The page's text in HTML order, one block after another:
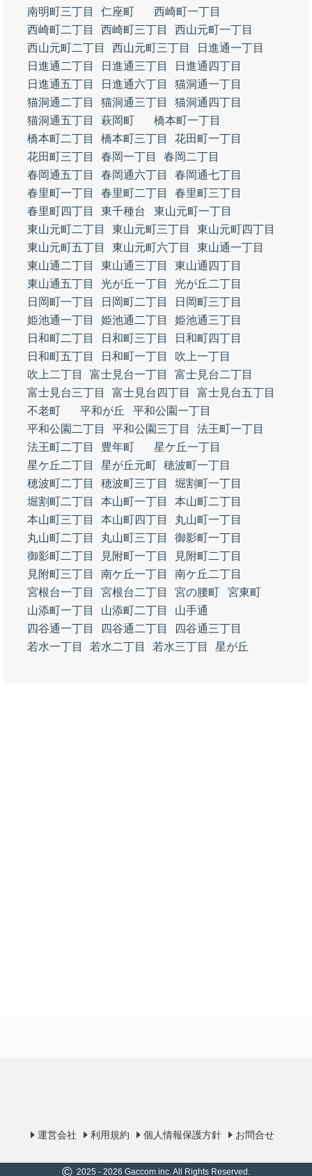
南明町三丁目
仁座町
西崎町一丁目
西崎町二丁目
西崎町三丁目
西山元町一丁目
西山元町二丁目
西山元町三丁目
日進通一丁目
日進通二丁目
日進通三丁目
日進通四丁目
日進通五丁目
日進通六丁目
猫洞通一丁目
猫洞通二丁目
猫洞通三丁目
猫洞通四丁目
猫洞通五丁目
萩岡町
橋本町一丁目
橋本町二丁目
橋本町三丁目
花田町一丁目
花田町三丁目
春岡一丁目
春岡二丁目
春岡通五丁目
春岡通六丁目
春岡通七丁目
春里町一丁目
春里町二丁目
春里町三丁目
春里町四丁目
東千種台
東山元町一丁目
東山元町二丁目
東山元町三丁目
東山元町四丁目
東山元町五丁目
東山元町六丁目
東山通一丁目
東山通二丁目
東山通三丁目
東山通四丁目
東山通五丁目
光が丘一丁目
光が丘二丁目
日岡町一丁目
日岡町二丁目
日岡町三丁目
姫池通一丁目
姫池通二丁目
姫池通三丁目
日和町二丁目
日和町三丁目
日和町四丁目
日和町五丁目
日和町一丁目
吹上一丁目
吹上二丁目
富士見台一丁目
富士見台二丁目
富士見台三丁目
富士見台四丁目
富士見台五丁目
不老町
平和が丘
平和公園一丁目
平和公園二丁目
平和公園三丁目
法王町一丁目
法王町二丁目
豊年町
星ケ丘一丁目
星ケ丘二丁目
星が丘元町 穂波町一丁目
穂波町二丁目
穂波町三丁目
堀割町一丁目
堀割町二丁目
本山町一丁目
本山町二丁目
本山町三丁目
本山町四丁目
丸山町一丁目
丸山町二丁目
丸山町三丁目
御影町一丁目
御影町二丁目
見附町一丁目
見附町二丁目
見附町三丁目
南ケ丘一丁目
南ケ丘二丁目
宮根台一丁目
宮根台二丁目 宮の腰町
宮東町
山添町一丁目
山添町二丁目
山手通
四谷通一丁目
四谷通二丁目
四谷通三丁目
若水一丁目
若水二丁目 若水三丁目 星が丘
運営会社 利用規約 個人情報保護方針 お問合せ
© 2025 - 2026 Gaccom inc. All Rights Reserved.